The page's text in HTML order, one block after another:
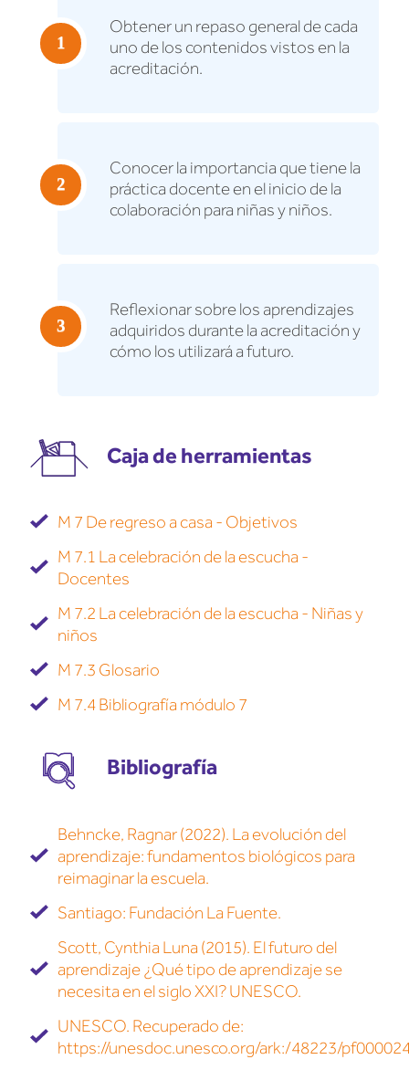
Obtener un repaso general de cada
uno de los contenidos vistos en la
acreditación.
Conocer la importancia que tiene la
práctica docente en el inicio de la
colaboración para niñas y niños.
Reflexionar sobre los aprendizajes
adquiridos durante la acreditación y
cómo los utilizará a futuro.
Caja de herramientas
M 7 De regreso a casa - Objetivos
M 7.1 La celebración de la escucha -
Docentes
M 7.2 La celebración de la escucha - Niñas y
niños
M 7.3 Glosario
M 7.4 Bibliografía módulo 7
Bibliografía
Behncke, Ragnar (2022). La evolución del
aprendizaje: fundamentos biológicos para
reimaginar la escuela.
Santiago: Fundación La Fuente.
Scott, Cynthia Luna (2015). El futuro del
aprendizaje ¿Qué tipo de aprendizaje se
necesita en el siglo XXI? UNESCO.
UNESCO. Recuperado de:
https://unesdoc.unesco.org/ark:/48223/